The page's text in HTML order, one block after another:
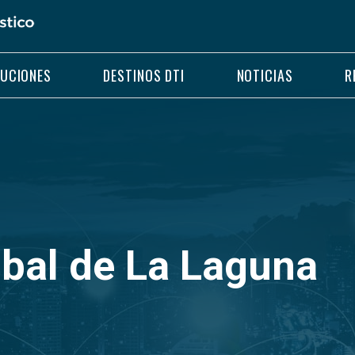
DESTINOS DTI NOTICIAS
de La Laguna